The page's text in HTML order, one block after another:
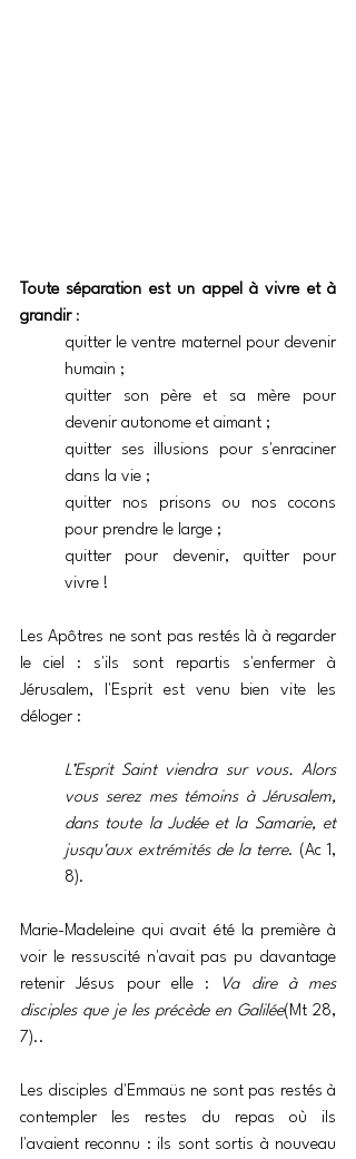
Toute séparation est un appel à vivre et à
grandir :
quitter le ventre maternel pour devenir
humain ;
quitter son père et sa mère pour
devenir autonome et aimant ;
quitter ses illusions pour s'enraciner
dans la vie ;
quitter nos prisons ou nos cocons
pour prendre le large ;
quitter pour devenir, quitter pour
vivre !
Les Apôtres ne sont pas restés là à regarder
le ciel : s'ils sont repartis s'enfermer à
Jérusalem, l'Esprit est venu bien vite les
déloger :
L’Esprit Saint viendra sur vous. Alors
vous serez mes témoins à Jérusalem,
dans toute la Judée et la Samarie, et
jusqu'aux extrémités de la terre. (Ac 1,
8).
Marie-Madeleine qui avait été la première à
voir le ressuscité n'avait pas pu davantage
retenir Jésus pour elle :
Va dire à mes
disciples que je les précède en Galilée(Mt 28,
7)..
Les disciples d'Emmaüs ne sont pas restés à
contempler les restes du repas où ils
l'avaient reconnu : ils sont sortis à nouveau